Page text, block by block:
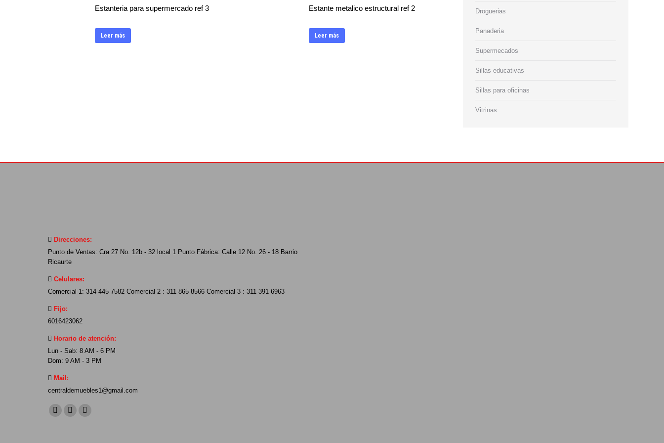
Estanteria para supermercado ref 3
Leer más
Estante metalico estructural ref 2
Leer más
Droguerias
Panaderia
Supermecados
Sillas educativas
Sillas para oficinas
Vitrinas
Direcciones:
Punto de Ventas: Cra 27 No. 12b - 32 local 1 Punto Fábrica: Calle 12 No. 26 - 18 Barrio
Ricaurte
Celulares:
Comercial 1: 314 445 7582 Comercial 2 : 311 865 8566 Comercial 3 : 311 391 6963
Fijo:
6016423062
Horario de atención:
Lun - Sab: 8 AM - 6 PM
Dom: 9 AM - 3 PM
Mail:
centraldemuebles1@gmail.com
Find us on:
Facebook
YouTubeInstagram